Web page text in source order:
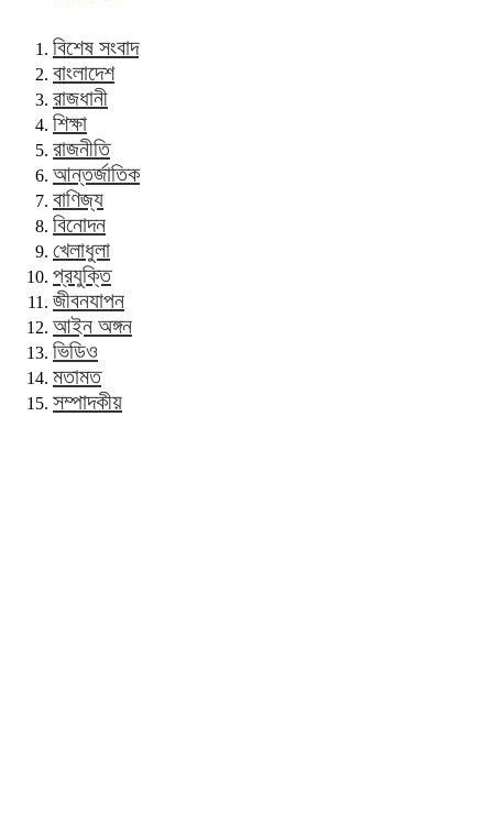
বিশেষ সংবাদ
বাংলাদেশ
রাজধানী
শিক্ষা
রাজনীতি
আন্তর্জাতিক
বাণিজ্য
বিনোদন
খেলাধুলা
প্রযুক্তি
জীবনযাপন
আইন অঙ্গন
ভিডিও
মতামত
সম্পাদকীয়